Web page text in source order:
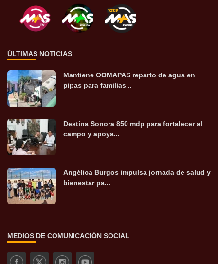
ÚLTIMAS NOTICIAS
Mantiene OOMAPAS reparto de agua en
pipas para familias...
Destina Sonora 850 mdp para fortalecer al
campo y apoya...
Angélica Burgos impulsa jornada de salud y
bienestar pa...
MEDIOS DE COMUNICACIÓN SOCIAL